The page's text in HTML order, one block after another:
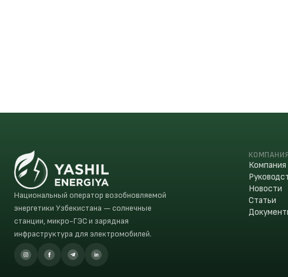
Национальный оператор возобновляемой
энергетики Узбекистана — солнечные
станции, микро-ГЭС и зарядная
инфраструктура для электромобилей.
Компания
Новости
Статьи